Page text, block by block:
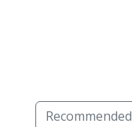
Recommended